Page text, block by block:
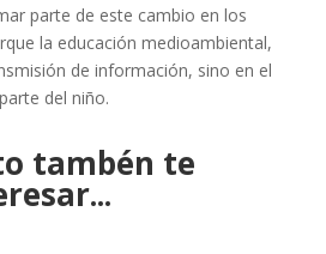
parte de este cambio en los
la educación medioambiental,
de información, sino en el
del niño.
tambén te